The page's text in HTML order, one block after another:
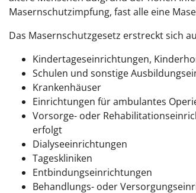
Masernschutzimpfung, fast alle eine
Das Masernschutzgesetz erstreckt sich
Kindertageseinrichtungen,
Schulen und sonstige
Krankenhäuser
Einrichtungen für ambulantes
Vorsorge- oder
erfolgt
Dialyseeinrichtungen
Tageskliniken
Entbindungseinrichtungen
Behandlungs- oder